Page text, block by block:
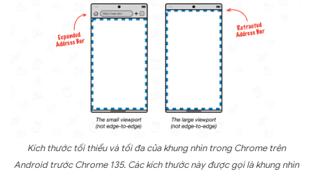
Kích thước tối thiểu và tối đa của khung nhìn trong Chrome trên
Android trước Chrome 135. Các kích thước này được gọi là khung nhìn